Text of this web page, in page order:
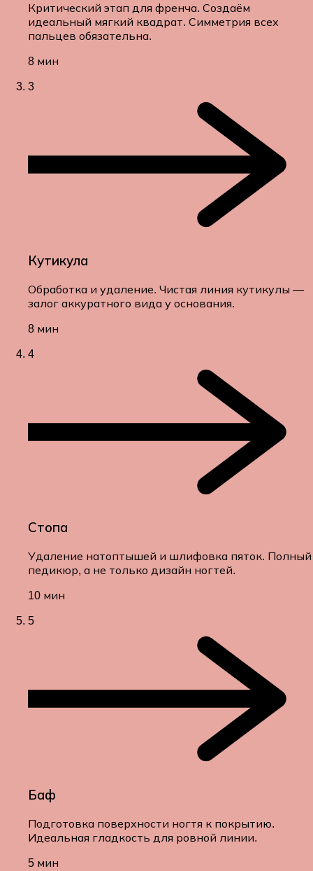
Критический этап для френча. Создаём
идеальный мягкий квадрат. Симметрия всех
пальцев обязательна.
8 мин
3
Кутикула
Обработка и удаление. Чистая линия кутикулы —
залог аккуратного вида у основания.
8 мин
4
Стопа
Удаление натоптышей и шлифовка пяток. Полный
педикюр, а не только дизайн ногтей.
10 мин
5
Баф
Подготовка поверхности ногтя к покрытию.
Идеальная гладкость для ровной линии.
5 мин